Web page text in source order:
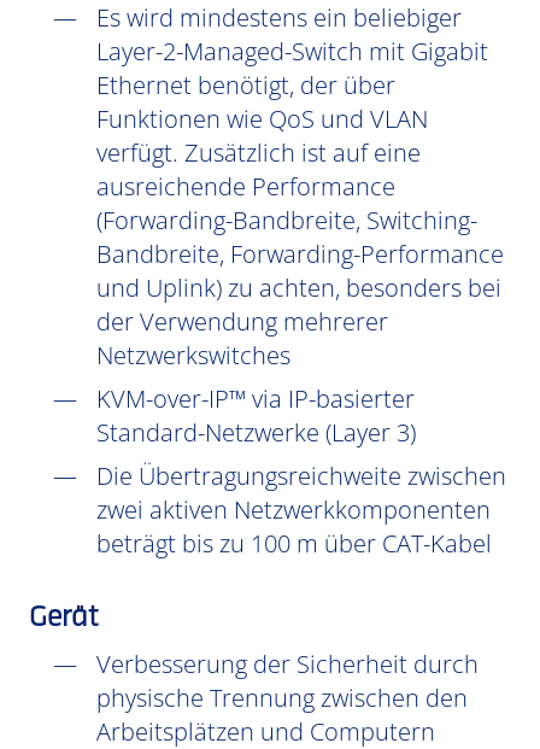
Es wird mindestens ein beliebiger
Layer-2-Managed-Switch mit Gigabit
Ethernet benötigt, der über
Funktionen wie QoS und VLAN
verfügt. Zusätzlich ist auf eine
ausreichende Performance
(Forwarding-Bandbreite, Switching-
Bandbreite, Forwarding-Performance
und Uplink) zu achten, besonders bei
der Verwendung mehrerer
Netzwerkswitches
KVM-over-IP™ via IP-basierter
Standard-Netzwerke (Layer 3)
Die Übertragungsreichweite zwischen
zwei aktiven Netzwerkkomponenten
beträgt bis zu 100 m über CAT-Kabel
Gerät
Verbesserung der Sicherheit durch
physische Trennung zwischen den
Arbeitsplätzen und Computern